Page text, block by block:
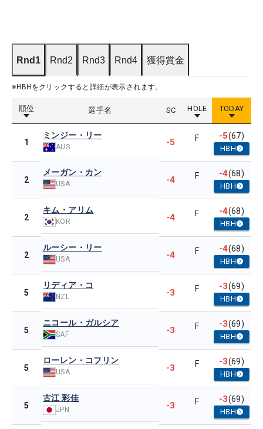
Rnd1 Rnd2 Rnd3 Rnd4 獲得賞金
※HBHをクリックすると詳細が表示されます。
順位 選手名 SC HOLE TODAY
1
ミンジー・リー
AUS -5 F -5(67)
HBH
2
メーガン・カン
USA -4 F -4(68)
HBH
2
キム・アリム
KOR -4 F -4(68)
HBH
2
ルーシー・リー
USA -4 F -4(68)
HBH
5
リディア・コ
NZL -3 F -3(69)
HBH
5
ニコール・ガルシア
SAF -3 F -3(69)
HBH
5
ローレン・コフリン
USA -3 F -3(69)
HBH
5
古江 彩佳
JPN -3 F -3(69)
HBH